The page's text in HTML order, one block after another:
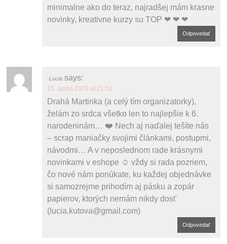
minimalne ako do teraz, najradšej mám krasne
novinky, kreativne kurzy su TOP ❤ ❤ ❤
Odpovedať
Lucia says:
15. apríla 2019 at 21:51
Drahá Martinka (a celý tím organizatorky),
želám zo srdca všetko len to najlepšie k 6.
narodeninám… ❤️ Nech aj naďalej tešíte nás
– scrap maniačky svojimi článkami, postupmi,
návodmi… A v neposlednom rade krásnymi
novinkami v eshope ☺️ vždy si rada pozriem,
čo nové nám ponúkate, ku každej objednávke
si samozrejme prihodím aj pásku a zopár
papierov, ktorých nemám nikdy dosť
(lucia.kutova@gmail.com)
Odpovedať